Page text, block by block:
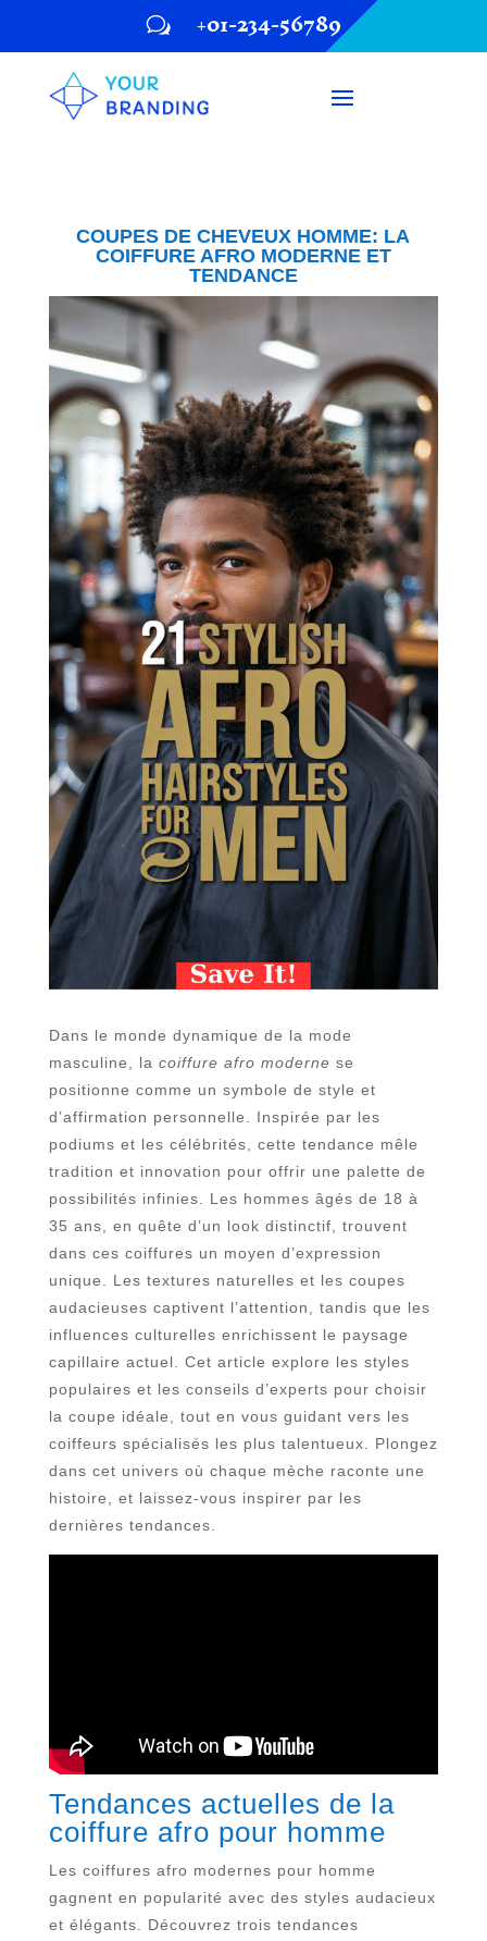
w +01-234-56789
COUPES DE CHEVEUX HOMME: LA
COIFFURE AFRO MODERNE ET
TENDANCE
Dans le monde dynamique de la mode
masculine, la coiffure afro moderne se
positionne comme un symbole de style et
d’affirmation personnelle. Inspirée par les
podiums et les célébrités, cette tendance mêle
tradition et innovation pour offrir une palette de
possibilités infinies. Les hommes âgés de 18 à
35 ans, en quête d’un look distinctif, trouvent
dans ces coiffures un moyen d’expression
unique. Les textures naturelles et les coupes
audacieuses captivent l’attention, tandis que les
influences culturelles enrichissent le paysage
capillaire actuel. Cet article explore les styles
populaires et les conseils d’experts pour choisir
la coupe idéale, tout en vous guidant vers les
coiffeurs spécialisés les plus talentueux. Plongez
dans cet univers où chaque mèche raconte une
histoire, et laissez-vous inspirer par les
dernières tendances.
Tendances actuelles de la
coiffure afro pour homme
Les coiffures afro modernes pour homme
gagnent en popularité avec des styles audacieux
et élégants. Découvrez trois tendances